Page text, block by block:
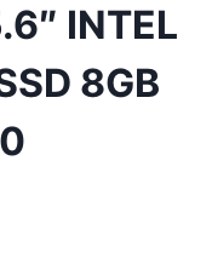
INTEL
8GB